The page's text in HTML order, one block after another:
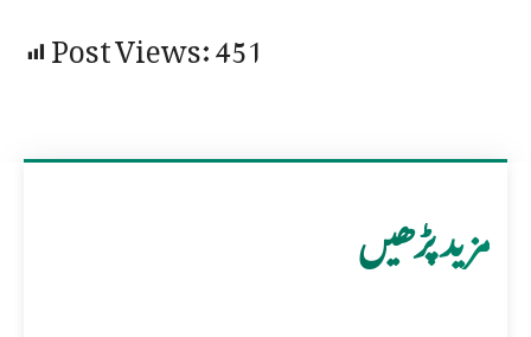
Post Views:451
مزید پڑھیں